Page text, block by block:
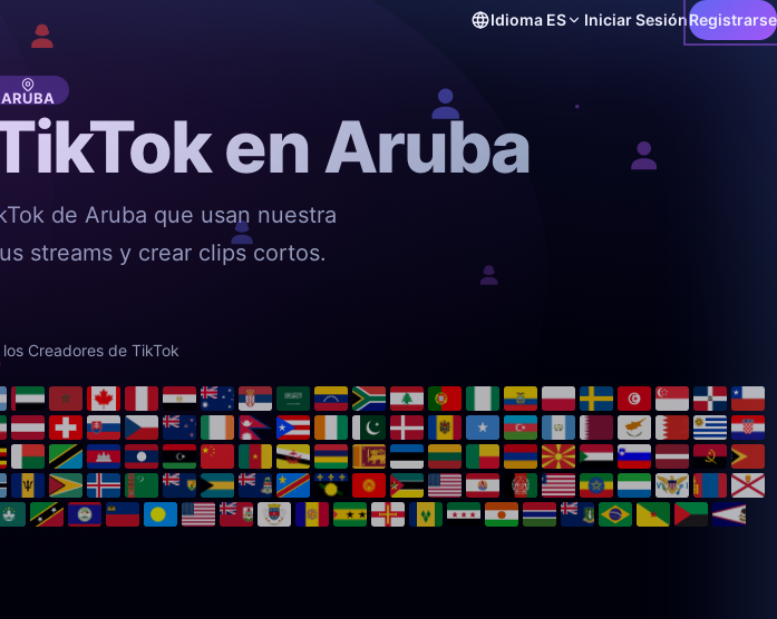
Idioma ES Iniciar SesiónRegistrarse
ARUBA
en Aruba
de Aruba que usan nuestra
streams y crear clips cortos.
Creadores de TikTok